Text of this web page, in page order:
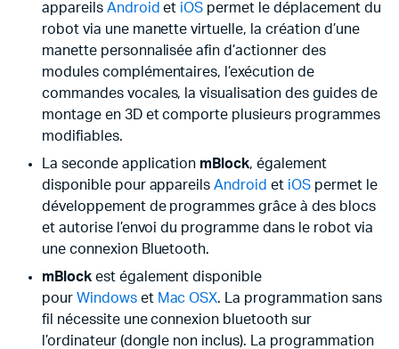
appareils Android et iOS permet le déplacement du
robot via une manette virtuelle, la création d’une
manette personnalisée afin d’actionner des
modules complémentaires, l’exécution de
commandes vocales, la visualisation des guides de
montage en 3D et comporte plusieurs programmes
modifiables.
La seconde application mBlock, également
disponible pour appareilsAndroid et iOSpermet le
développement de programmes grâce à des blocs
et autorise l’envoi du programme dans le robot via
une connexion Bluetooth.
mBlock est également disponible
pour Windowset Mac OSX. La programmation sans
fil nécessite une connexion bluetooth sur
l’ordinateur (dongle non inclus). La programmation